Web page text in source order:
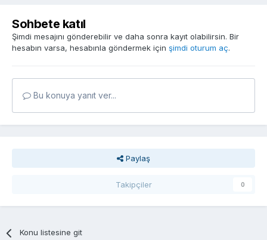
Sohbete katıl
Şimdi mesajını gönderebilir ve daha sonra kayıt olabilirsin. Bir
hesabın varsa, hesabınla göndermek için şimdi oturum aç.
Bu konuya yanıt ver...
Paylaş
Takipçiler 0
Konu listesine git